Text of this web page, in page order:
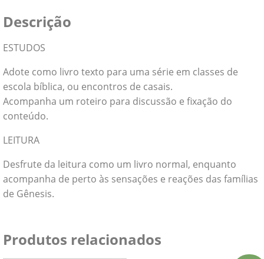
Descrição
ESTUDOS
Adote como livro texto para uma série em classes de
escola bíblica, ou encontros de casais.
Acompanha um roteiro para discussão e fixação do
conteúdo.
LEITURA
Desfrute da leitura como um livro normal, enquanto
acompanha de perto às sensações e reações das famílias
de Gênesis.
Produtos relacionados